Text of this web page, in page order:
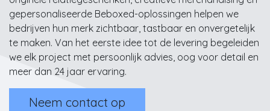
gepersonaliseerde Beboxed-oplossingen helpen we
bedrijven hun merk zichtbaar, tastbaar en onvergetelijk
te maken. Van het eerste idee tot de levering begeleiden
we elk project met persoonlijk advies, oog voor detail en
meer dan 24 jaar ervaring.
Neem contact op